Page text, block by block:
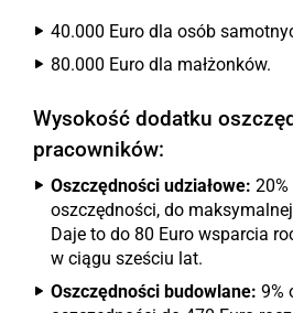
40.000 Euro dla osób
80.000 Euro dla małżonków.
Wysokość dodatku
pracowników:
Oszczędności udziałowe:
oszczędności, do
Daje to do 80 Euro wsparcia
w ciągu sześciu lat.
Oszczędności budowlane: 9%